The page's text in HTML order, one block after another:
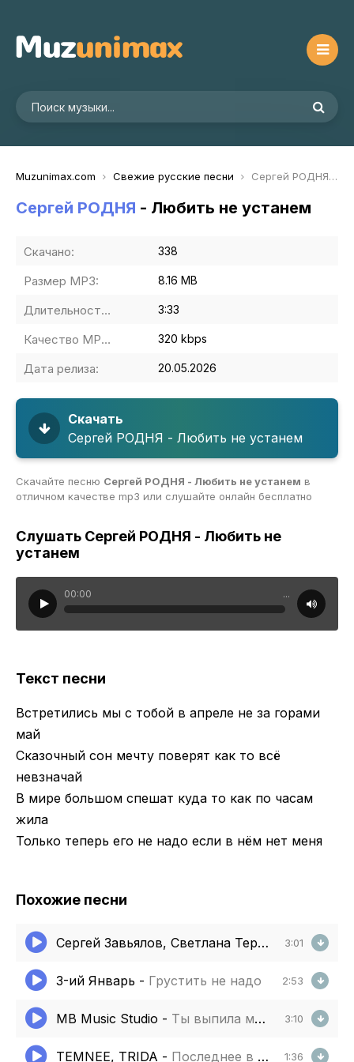
Muzunimax.com Свежие русские песни Сергей РОДНЯ - Любить не устанем
Сергей РОДНЯ - Любить не устанем
Скачано: 338
Размер MP3: 8.16 MB
Длительность MP3: 3:33
Качество MP3: 320 kbps
Дата релиза: 20.05.2026
Скачать
Сергей РОДНЯ - Любить не устанем
Скачайте песню Сергей РОДНЯ - Любить не устанем в
отличном качестве mp3 или слушайте онлайн бесплатно
Слушать Сергей РОДНЯ - Любить не
устанем
00:00 ...
Текст песни
Встретились мы с тобой в апреле не за горами
май
Сказочный сон мечту поверят как то всё
невзначай
В мире большом спешат куда то как по часам
жила
Только теперь его не надо если в нём нет меня
Похожие песни
Сергей Завьялов, Светлана Тернова -Отдала
3:01
3-ий Январь - Грустить не надо 2:53
MB Music Studio - Ты выпила меня до дна 3:10
TEMNEE, TRIDA - Последнее в мире фото 1:36